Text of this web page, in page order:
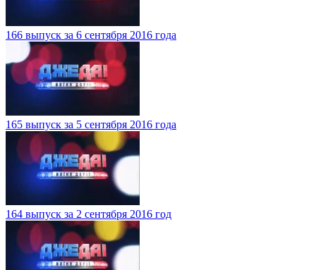
166 выпуск за 6 сентября 2016 года
165 выпуск за 5 сентября 2016 года
164 выпуск за 2 сентября 2016 год